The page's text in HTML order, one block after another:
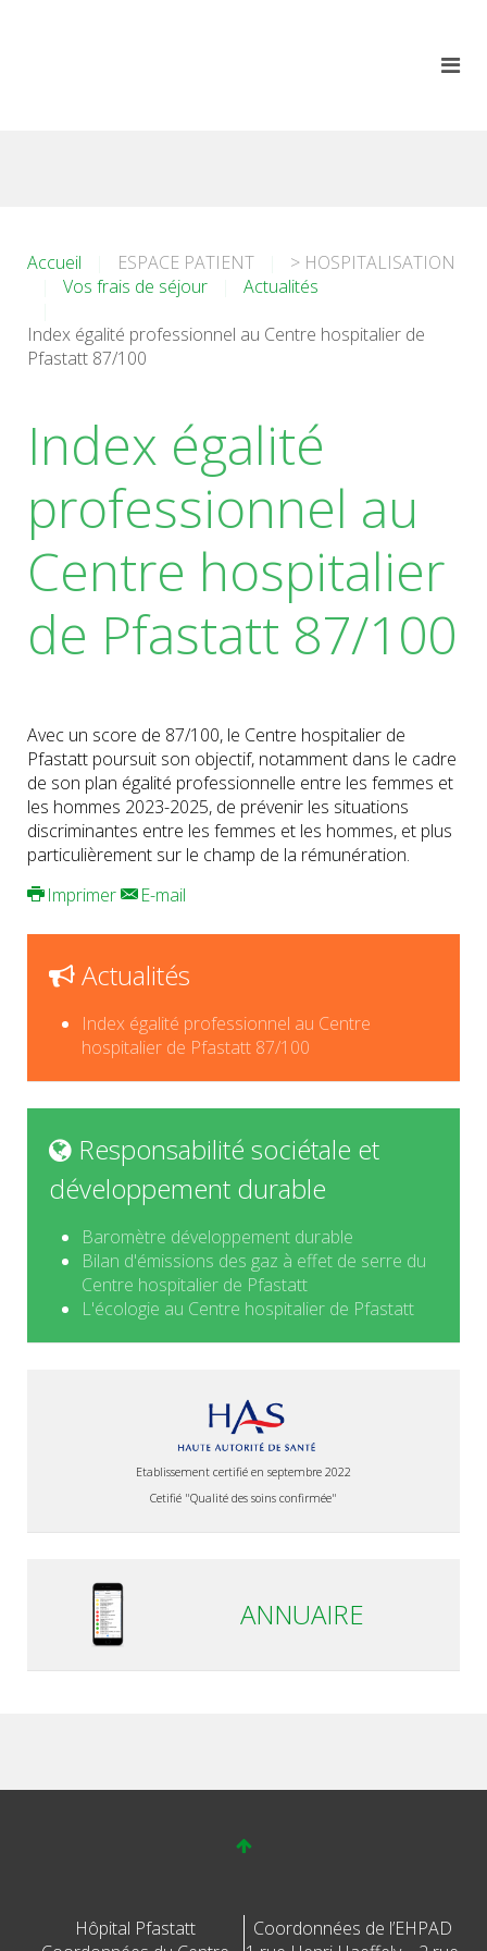
Accueil ESPACE PATIENT
> HOSPITALISATION
Vos frais de séjour
Actualités
Index égalité professionnel au Centre hospitalier de
Pfastatt 87/100
Index égalité
professionnel au
Centre hospitalier
de Pfastatt 87/100
Avec un score de 87/100, le Centre hospitalier de
Pfastatt poursuit son objectif, notamment dans le cadre
de son plan égalité professionnelle entre les femmes et
les hommes 2023-2025, de prévenir les situations
discriminantes entre les femmes et les hommes, et plus
particulièrement sur le champ de la rémunération.
Imprimer
E-mail
Actualités
Index égalité professionnel au Centre
hospitalier de Pfastatt 87/100
Responsabilité sociétale et
développement durable
Baromètre développement durable
Bilan d'émissions des gaz à effet de serre du
Centre hospitalier de Pfastatt
L'écologie au Centre hospitalier de Pfastatt
Etablissement certifié en septembre 2022
Cetifié "Qualité des soins confirmée"
ANNUAIRE
Hôpital Pfastatt
Coordonnées de l’EHPAD